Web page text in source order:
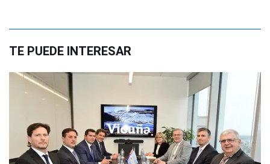
TE PUEDE INTERESAR